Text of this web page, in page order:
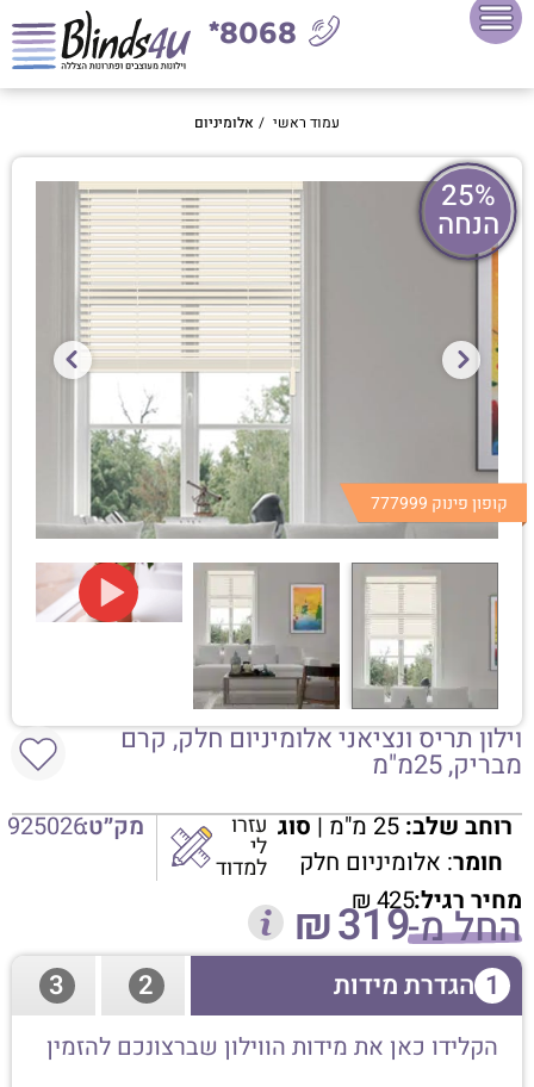
8068*
עמוד ראשי / אלומיניום
25%
הנחה
קופון פינוק 777999
וילון תריס ונציאני אלומיניום חלק, קרם
מבריק, 25מ"מ
רוחב שלב:25 מ"מ |
סוג
חומר: אלומיניום חלק
עזרו
לי
למדוד
מק״ט:925026
מחיר רגיל: ₪425החל מ- ₪319
1 הגדרת מידות 2
3
הקלידו כאן את מידות הווילון שברצונכם להזמין